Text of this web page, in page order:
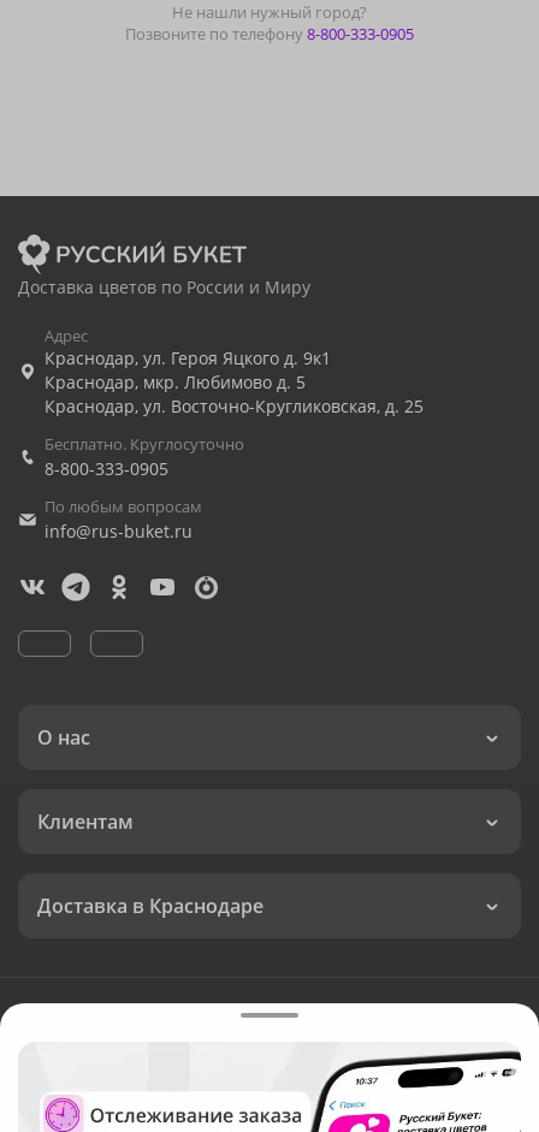
Не нашли нужный город?
Позвоните по телефону8-800-333-0905
Доставка цветов по России и Миру
Адрес
Краснодар, ул. Героя Яцкого д. 9к1
Краснодар, мкр. Любимово д. 5
Краснодар, ул. Восточно-Кругликовская, д. 25
Бесплатно. Круглосуточно
8-800-333-0905
По любым вопросам
info@rus-buket.ru
О нас
Клиентам
Доставка в Краснодаре
Валюта: